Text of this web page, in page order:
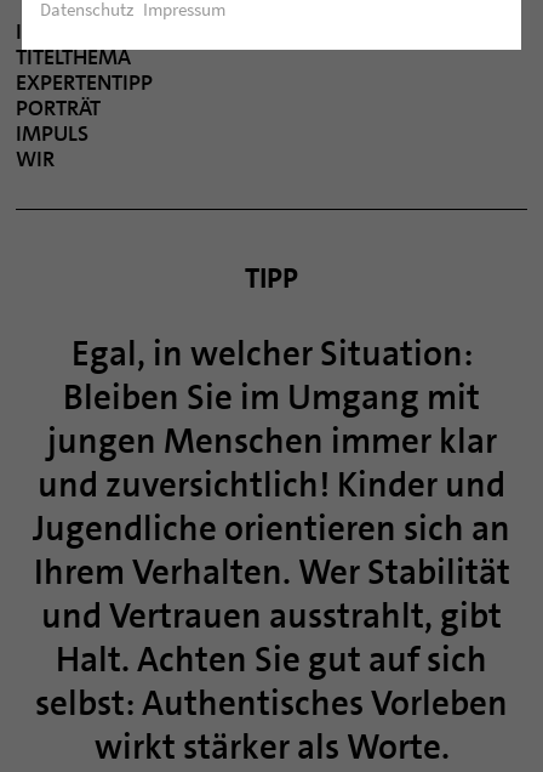
INHALT MÄRZ 2026
TITELTHEMA
EXPERTENTIPP
PORTRÄT
IMPULS
WIR
TIPP
Egal, in welcher Situation:
Bleiben Sie im Umgang mit
jungen Menschen immer klar
und zuversichtlich! Kinder und
Jugendliche orientieren sich an
Ihrem Verhalten. Wer Stabilität
und Vertrauen ausstrahlt, gibt
Halt. Achten Sie gut auf sich
selbst: Authentisches Vorleben
wirkt stärker als Worte.
Datenschutz Impressum